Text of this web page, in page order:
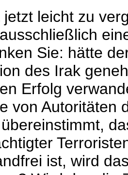
jetzt leicht zu
Sie: hätte
des Irak
Erfolg
von Autoritäten
ist, wird